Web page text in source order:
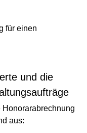
für einen
und die
aus: